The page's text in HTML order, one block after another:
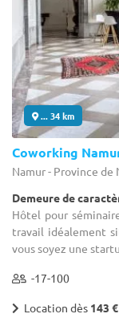
... 34 km
Coworking
Namur - Province de
Demeure de
Hôtel pour
travail idéalement
vous soyez une
-17-100
Location dès 143 €